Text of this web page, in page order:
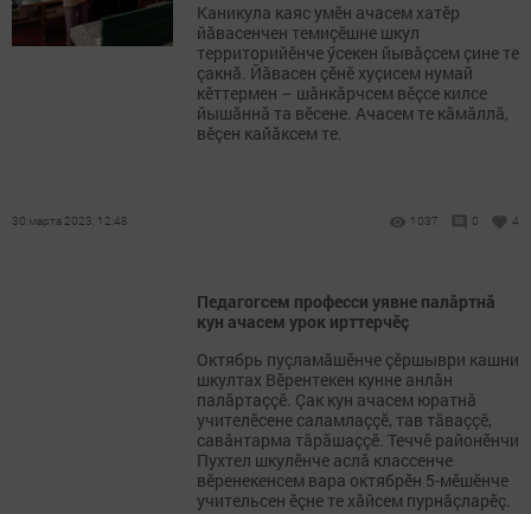
Каникула каяс умӗн ачасем хатӗр
йăвасенчен темиçӗшне шкул
территорийӗнче ӳсекен йывăçсем çине те
çакнă. Йăвасен çӗнӗ хуçисем нумай
кӗттермен – шăнкăрчсем вӗçсе килсе
йышăннă та вӗсене. Ачасем те кăмăллă,
вӗçен кайăксем те.
30 марта 2023, 12:48 1037 0 4
Педагогсем професси уявне палăртнă
кун ачасем урок ирттерчӗç
Октябрь пуçламăшӗнче çӗршыври кашни
шкултах Вӗрентекен кунне анлăн
палăртаççӗ. Çак кун ачасем юратнă
учителӗсене саламлаççӗ, тав тăваççӗ,
савăнтарма тăрăшаççӗ. Теччӗ районӗнчи
Пухтел шкулӗнче аслă классенче
вӗренекенсем вара октябрӗн 5-мӗшӗнче
учительсен ӗçне те хăйсем пурнăçларӗç.